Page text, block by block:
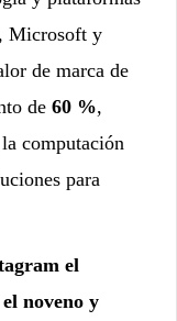
Microsoft y
de marca de
de 60 %,
computación
para
el
noveno y